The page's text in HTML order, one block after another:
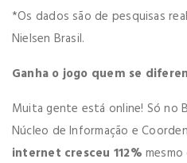
*Os dados são de pesquisas
Nielsen Brasil.
Ganha o jogo quem se
Muita gente está online! Só no
Núcleo de Informação e
internet cresceu 112%